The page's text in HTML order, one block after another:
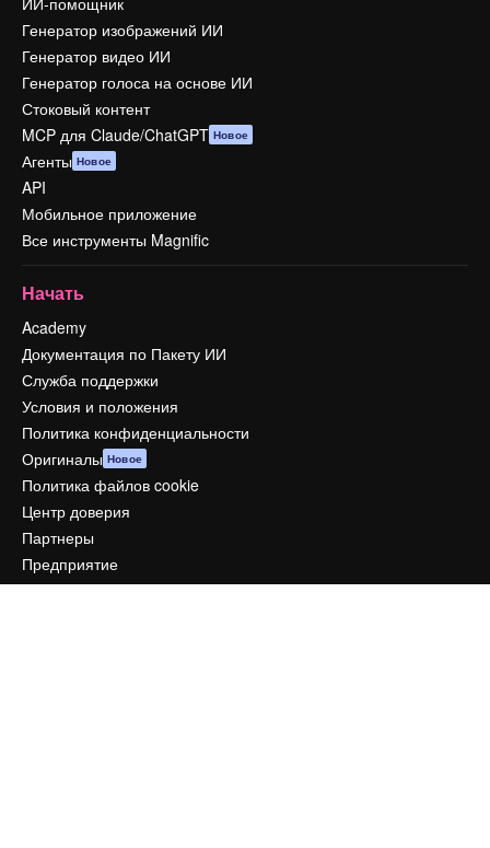
Генератор изображений ИИ
Генератор видео ИИ
Генератор голоса на основе ИИ
Стоковый контент
MCP для Claude/ChatGPT Новое
Агенты Новое
API
Мобильное приложение
Все инструменты Magnific
Начать
Academy
Документация по Пакету ИИ
Служба поддержки
Условия и положения
Политика конфиденциальности
Оригиналы Новое
Политика файлов cookie
Центр доверия
Партнеры
Предприятие